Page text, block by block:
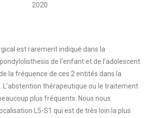
2020
est rarement indiqué dans la
de l’enfant et de l’adolescent
la fréquence de ces 2 entités dans la
L’abstention thérapeutique ou le traitement
plus fréquents. Nous nous
L5-S1 qui est de très loin la plus